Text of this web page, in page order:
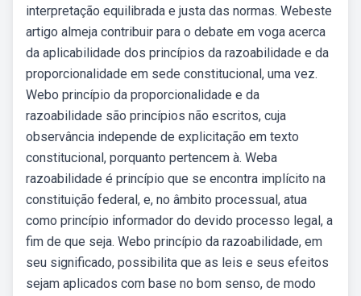
interpretação equilibrada e justa das normas. Webeste
artigo almeja contribuir para o debate em voga acerca
da aplicabilidade dos princípios da razoabilidade e da
proporcionalidade em sede constitucional, uma vez.
Webo princípio da proporcionalidade e da
razoabilidade são princípios não escritos, cuja
observância independe de explicitação em texto
constitucional, porquanto pertencem à. Weba
razoabilidade é princípio que se encontra implícito na
constituição federal, e, no âmbito processual, atua
como princípio informador do devido processo legal, a
fim de que seja. Webo princípio da razoabilidade, em
seu significado, possibilita que as leis e seus efeitos
sejam aplicados com base no bom senso, de modo